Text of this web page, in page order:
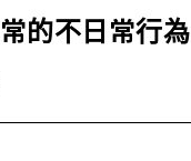
的不日常行為